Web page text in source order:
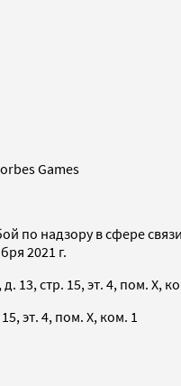
Games
по надзору в сфере
2021 г.
13, стр. 15, эт. 4, пом. X,
эт. 4, пом. X, ком. 1